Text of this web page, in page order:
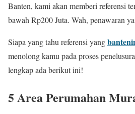
Banten, kami akan memberi referensi
bawah Rp200 Juta. Wah, penawaran
Siapa yang tahu referensi yang
menolong kamu pada proses
lengkap ada berikut ini!
5 Area Perumahan